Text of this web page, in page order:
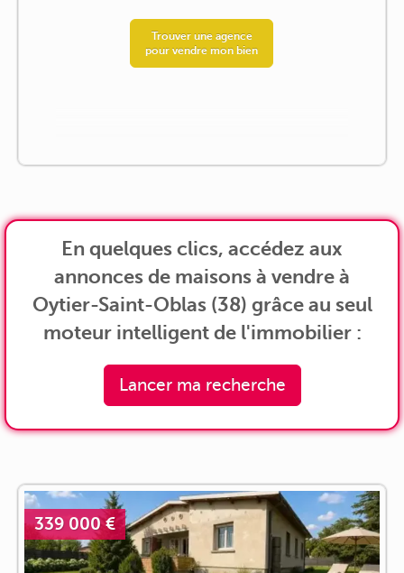
Trouver une agence
pour vendre mon bien
En quelques clics, accédez aux
annonces de maisons à vendre à
Oytier-Saint-Oblas (38) grâce au seul
moteur intelligent de l'immobilier :
Lancer ma recherche
339 000 €